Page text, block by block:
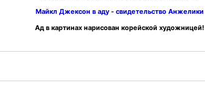
Майкл Джексон в аду - свидетельство Анжелики
Ад в картинах нарисован корейской художницей!